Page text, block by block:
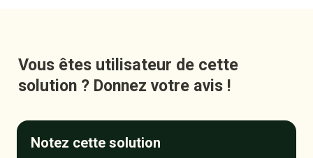
Vous êtes utilisateur de cette
solution ? Donnez votre avis !
Notez cette solution